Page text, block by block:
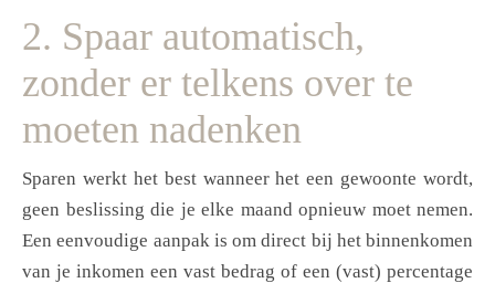
2. Spaar automatisch,
zonder er telkens over te
moeten nadenken
Sparen werkt het best wanneer het een gewoonte wordt,
geen beslissing die je elke maand opnieuw moet nemen.
Een eenvoudige aanpak is om direct bij het binnenkomen
van je inkomen een vast bedrag of een (vast) percentage